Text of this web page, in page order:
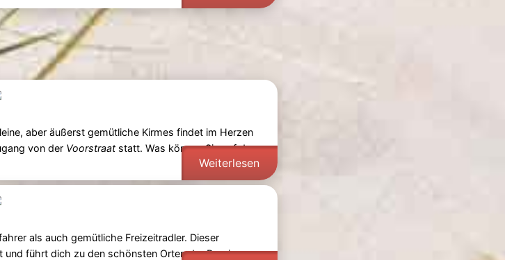
aber äußerst gemütliche Kirmes findet im Herzen
von der Voorstraatstatt. Was können Sie auf der
Weiterlesen
als auch gemütliche Freizeitradler. Dieser
führt dich zu den schönsten Orten der Provinz